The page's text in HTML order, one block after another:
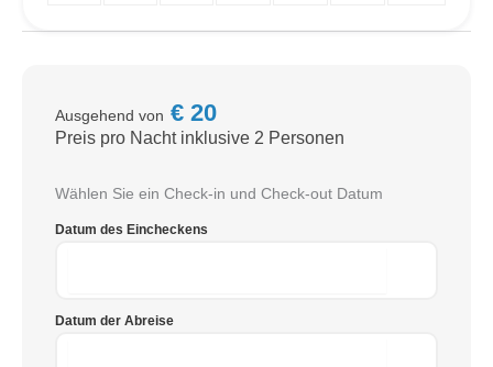
Ausgehend von € 20
Preis pro Nacht inklusive 2 Personen
Wählen Sie ein Check-in und Check-out Datum
Datum des Eincheckens
Datum der Abreise